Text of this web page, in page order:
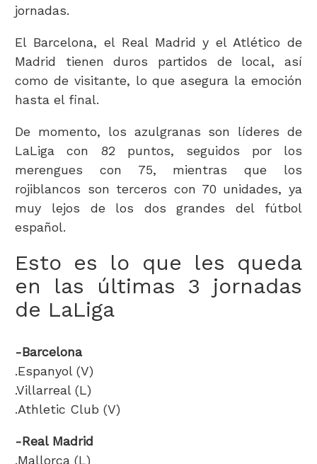
jornadas.
El Barcelona, el Real Madrid y el Atlético de
Madrid tienen duros partidos de local, así
como de visitante, lo que asegura la emoción
hasta el final.
De momento, los azulgranas son líderes de
LaLiga con 82 puntos, seguidos por los
merengues con 75, mientras que los
rojiblancos son terceros con 70 unidades, ya
muy lejos de los dos grandes del fútbol
español.
Esto es lo que les queda
en las últimas 3 jornadas
de LaLiga
-Barcelona
.Espanyol (V)
.Villarreal (L)
.Athletic Club (V)
-Real Madrid
.Mallorca (L)